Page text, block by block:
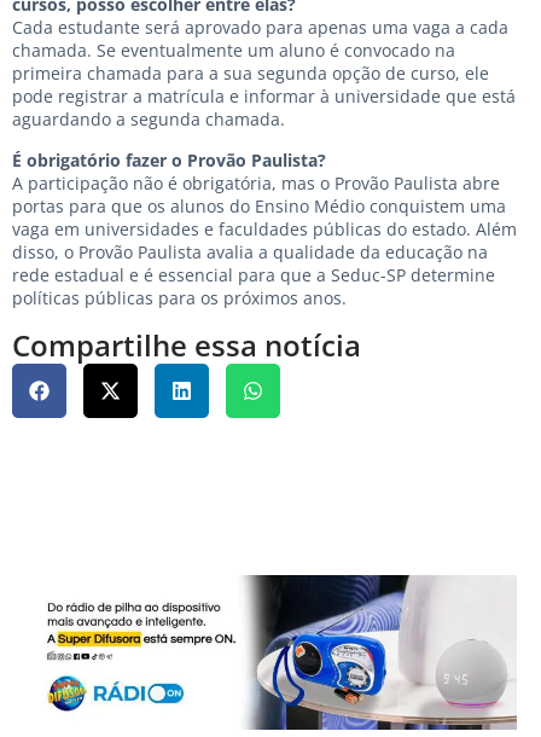
cursos, posso escolher entre elas?
Cada estudante será aprovado para apenas uma vaga a cada
chamada. Se eventualmente um aluno é convocado na
primeira chamada para a sua segunda opção de curso, ele
pode registrar a matrícula e informar à universidade que está
aguardando a segunda chamada.
É obrigatório fazer o Provão Paulista?
A participação não é obrigatória, mas o Provão Paulista abre
portas para que os alunos do Ensino Médio conquistem uma
vaga em universidades e faculdades públicas do estado. Além
disso, o Provão Paulista avalia a qualidade da educação na
rede estadual e é essencial para que a Seduc-SP determine
políticas públicas para os próximos anos.
Compartilhe essa notícia